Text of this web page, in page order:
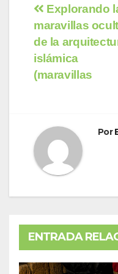
de
entradas
Explorando
maravillas
de la
islámica
(maravillas
Por
ENTRADA